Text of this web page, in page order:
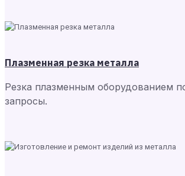
Плазменная резка металла
Резка плазменным оборудованием
запросы.